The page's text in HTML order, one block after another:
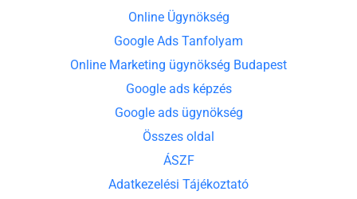
Online Ügynökség
Google Ads Tanfolyam
Online Marketing ügynökség Budapest
Google ads képzés
Google ads ügynökség
Összes oldal
ÁSZF
Adatkezelési Tájékoztató